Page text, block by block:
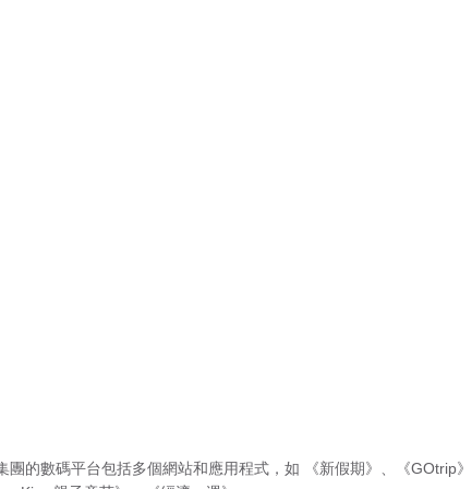
團的數碼平台包括多個網站和應用程式，如 《新假期》 、 《GOtrip》